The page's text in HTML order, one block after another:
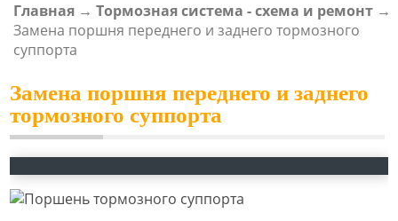
ВЫ ЗДЕСЬ
Главная → Тормозная система - схема и ремонт →
Замена поршня переднего и заднего тормозного
суппорта
Замена поршня переднего и заднего
тормозного суппорта